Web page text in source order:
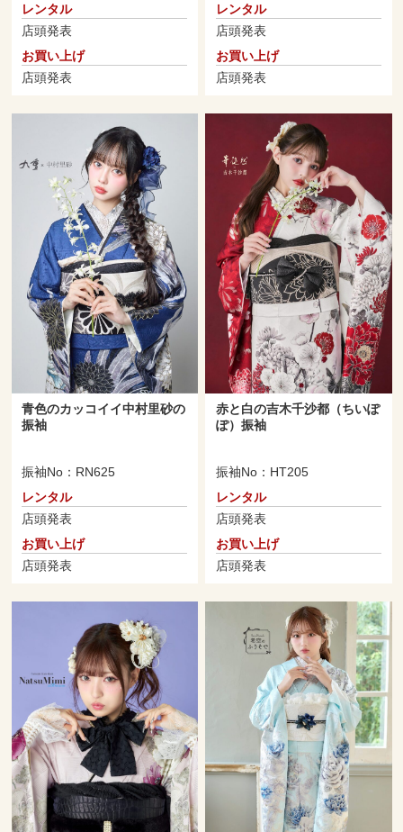
レンタル
店頭発表
お買い上げ
店頭発表
レンタル
店頭発表
お買い上げ
店頭発表
青色のカッコイイ中村里砂の
振袖
振袖No：RN625
レンタル
店頭発表
お買い上げ
店頭発表
赤と白の吉木千沙都（ちいぽ
ぽ）振袖
振袖No：HT205
レンタル
店頭発表
お買い上げ
店頭発表